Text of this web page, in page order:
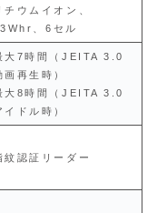
チウムイオン、
、6セル
大7時間（JEITA 3.0
画再生時）
大8時間（JEITA 3.0
イドル時）
紋認証リーダー